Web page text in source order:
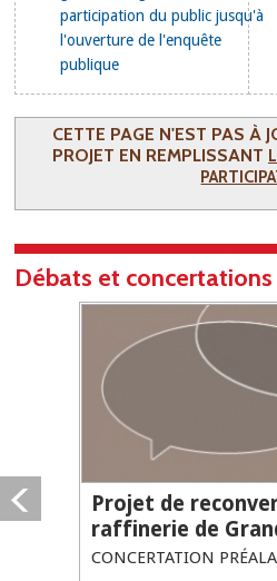
participation du public jusqu'à
l'ouverture de l'enquête
publique
CETTE PAGE N'EST PAS À
PROJET EN REMPLISSANT
Débats et concertations
Projet de
raffinerie de
CONCERTATION